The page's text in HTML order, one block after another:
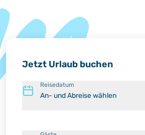
Jetzt Urlaub buchen
Reisedatum
An- und Abreise wählen